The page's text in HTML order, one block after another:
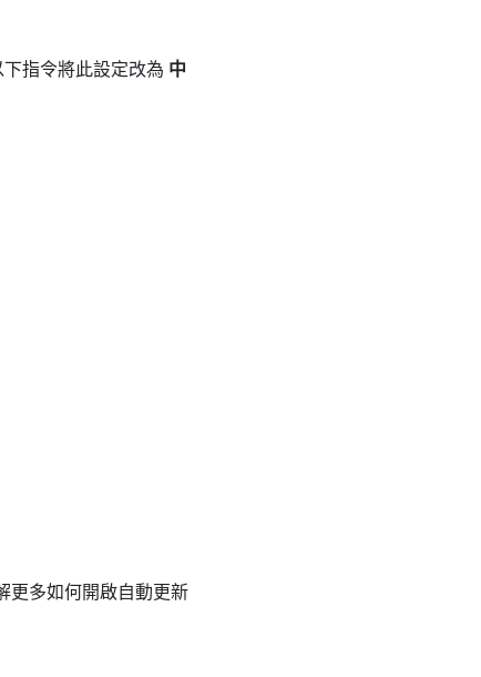
指令將此設定改為 中
更多如何開啟自動更新